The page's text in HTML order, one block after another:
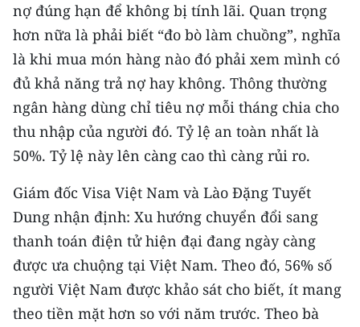
中文
FRANÇAIS
РУССКИЙ
ESPAÑOL
nợ đúng hạn để không bị tính lãi. Quan trọng
hơn nữa là phải biết “đo bò làm chuồng”, nghĩa
là khi mua món hàng nào đó phải xem mình có
đủ khả năng trả nợ hay không. Thông thường
ngân hàng dùng chỉ tiêu nợ mỗi tháng chia cho
thu nhập của người đó. Tỷ lệ an toàn nhất là
50%. Tỷ lệ này lên càng cao thì càng rủi ro.
Giám đốc Visa Việt Nam và Lào Đặng Tuyết
Dung nhận định: Xu hướng chuyển đổi sang
thanh toán điện tử hiện đại đang ngày càng
được ưa chuộng tại Việt Nam. Theo đó, 56% số
người Việt Nam được khảo sát cho biết, ít mang
theo tiền mặt hơn so với năm trước. Theo bà